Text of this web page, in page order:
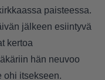
paisteessa.
jälkeen esiintyvä
kertoa
hän neuvoo
ohi itsekseen.